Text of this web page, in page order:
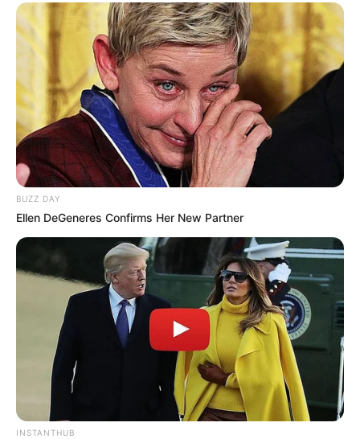
BUZZ DAY
Ellen DeGeneres Confirms Her New Partner
INSTANTHUB